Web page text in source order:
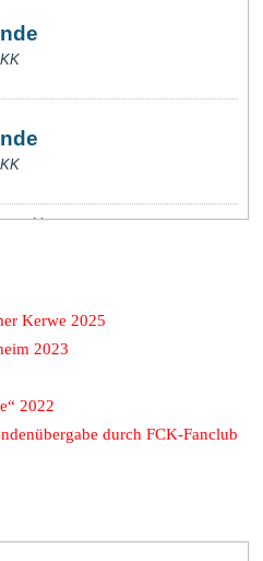
Kerwe 2025
2023
2022
durch FCK-Fanclub